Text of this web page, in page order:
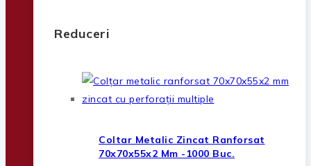
Reduceri
Coltar Metalic Zincat Ranforsat
70x70x55x2 Mm -1000 Buc.